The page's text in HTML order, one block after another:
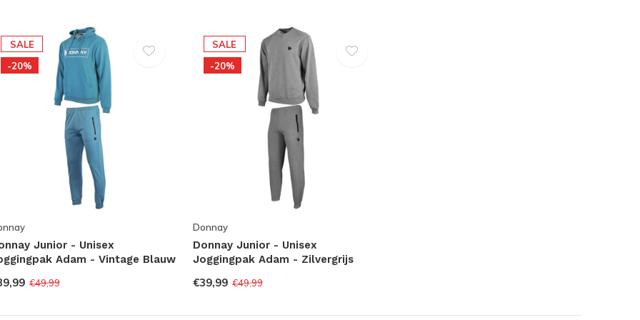
SALE
-20%
Junior - Unisex
Adam - Vintage Blauw
€49,99
SALE
-20%
Donnay
Donnay Junior - Unisex
Joggingpak Adam - Zilvergrijs
€39,99 €49,99